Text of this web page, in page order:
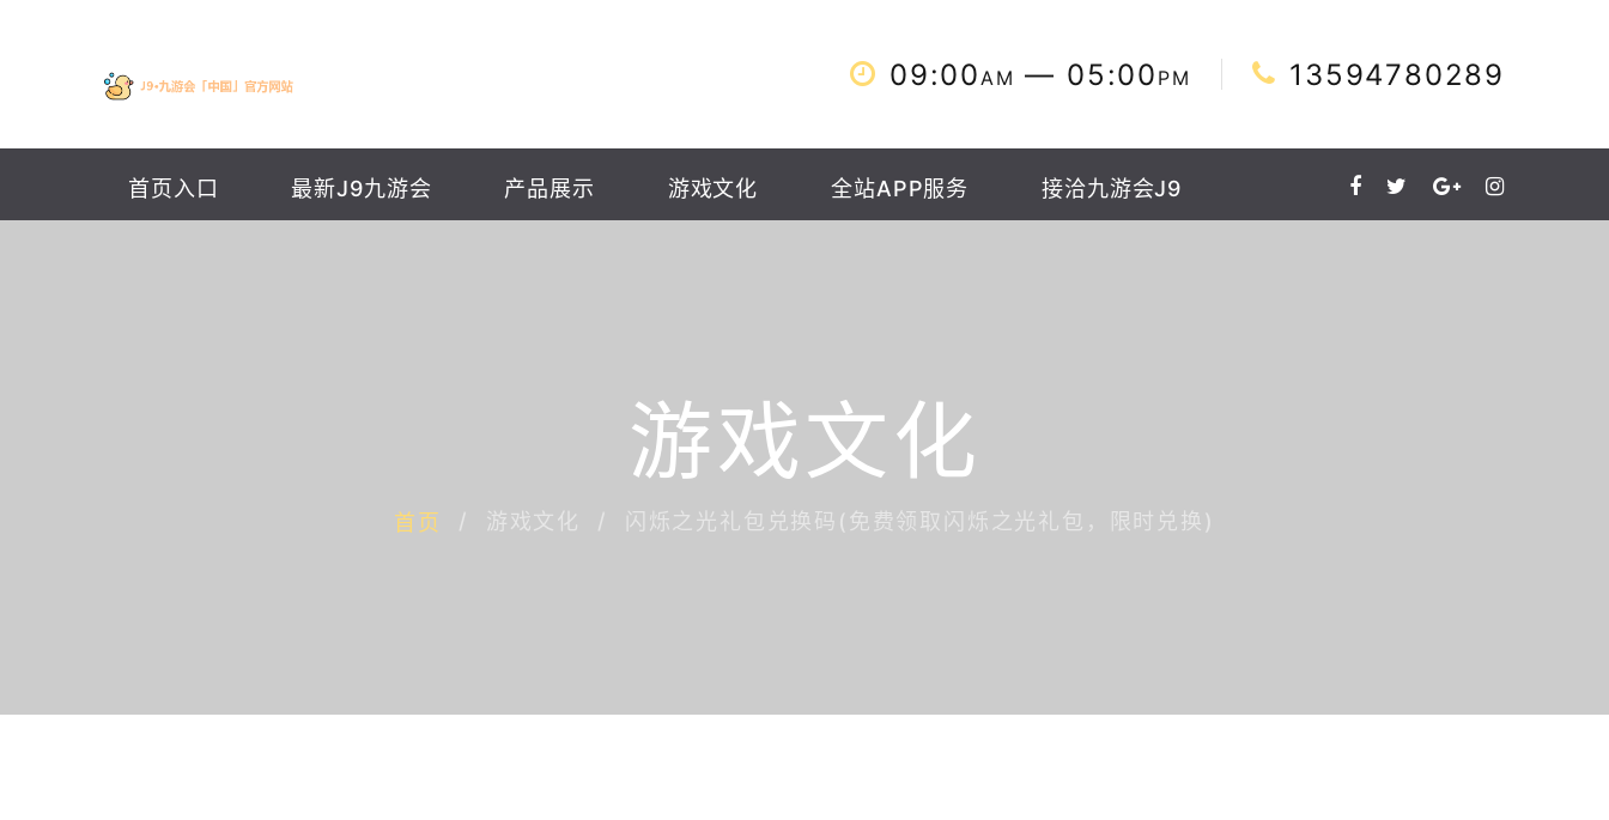
09:00AM — 05:00 PM 13594780289
首页入口 最新J9九游会 产品展示 游戏文化 全站APP服务 接洽九游会J9
游戏文化
首页 游戏文化 闪烁之光礼包兑换码(免费领取闪烁之光礼包，限时兑换)